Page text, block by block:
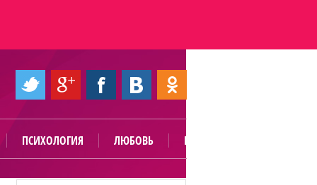
ПСИХОЛОГИЯ ЛЮБОВЬ ПОЛЕЗНО